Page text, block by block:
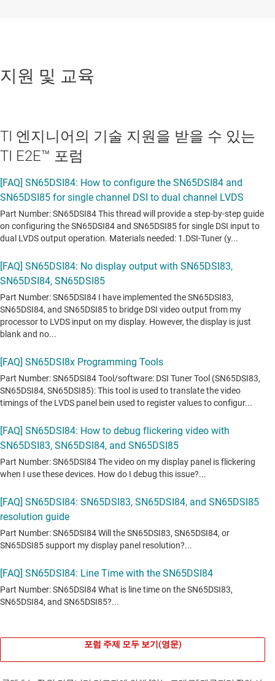
지원 및 교육
TI 엔지니어의 기술 지원을 받을 수 있는
TI E2E™ 포럼
포럼 주제 모두 보기(영문)